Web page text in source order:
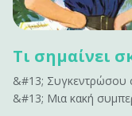
Τι σημαίνει
&#13; Συγκεντρώσου
&#13; Μια κακή